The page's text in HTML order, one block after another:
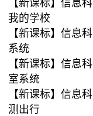
【新课标】信息
我的学校
【新课标】信息
系统
【新课标】信息
室系统
【新课标】信息
测出行